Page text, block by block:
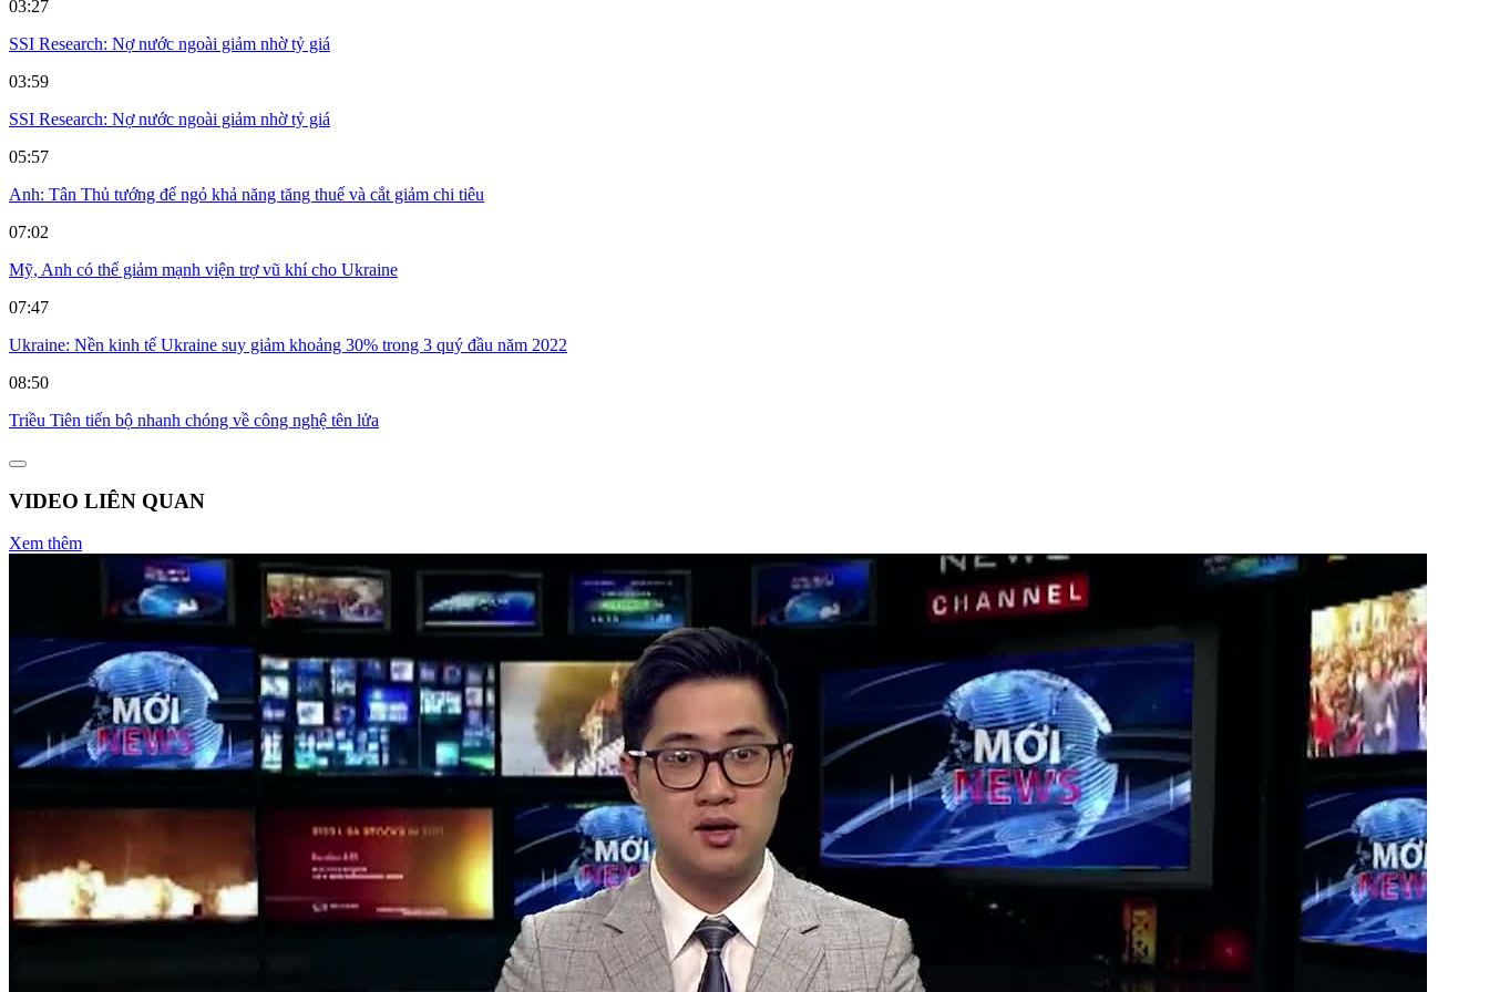
03:27
SSI Research: Nợ nước ngoài giảm nhờ tỷ giá
03:59
SSI Research: Nợ nước ngoài giảm nhờ tỷ giá
05:57
Anh: Tân Thủ tướng để ngỏ khả năng tăng thuế và cắt giảm chi tiêu
07:02
Mỹ, Anh có thể giảm mạnh viện trợ vũ khí cho Ukraine
07:47
Ukraine: Nền kinh tế Ukraine suy giảm khoảng 30% trong 3 quý đầu năm 2022
08:50
Triều Tiên tiến bộ nhanh chóng về công nghệ tên lửa
VIDEO LIÊN QUAN
Xem thêm